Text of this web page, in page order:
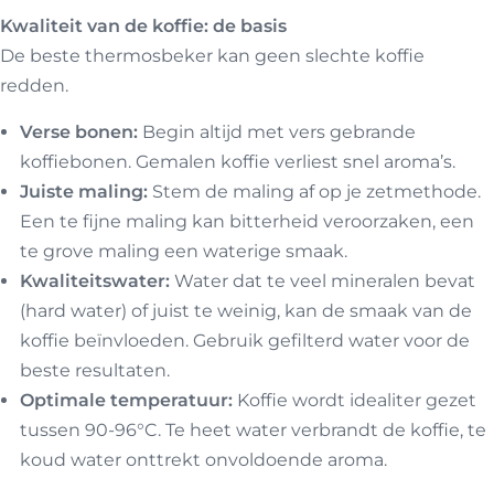
Kwaliteit van de koffie: de basis
De beste thermosbeker kan geen slechte koffie
redden.
Verse bonen: Begin altijd met vers gebrande
koffiebonen. Gemalen koffie verliest snel aroma’s.
Juiste maling: Stem de maling af op je zetmethode.
Een te fijne maling kan bitterheid veroorzaken, een
te grove maling een waterige smaak.
Kwaliteitswater: Water dat te veel mineralen bevat
(hard water) of juist te weinig, kan de smaak van de
koffie beïnvloeden. Gebruik gefilterd water voor de
beste resultaten.
Optimale temperatuur: Koffie wordt idealiter gezet
tussen 90-96°C. Te heet water verbrandt de koffie, te
koud water onttrekt onvoldoende aroma.